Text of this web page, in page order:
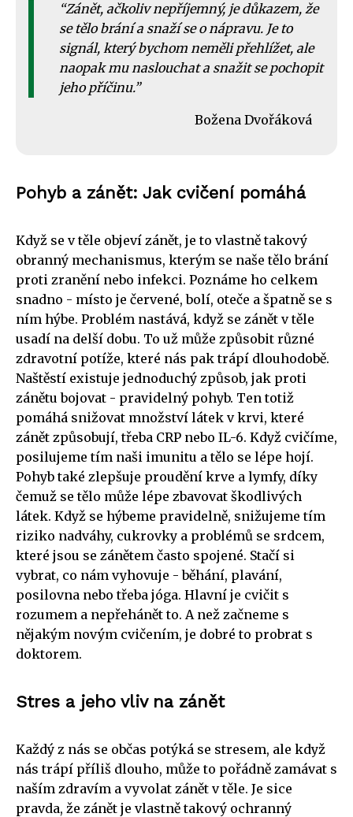
Zánět, ačkoliv nepříjemný, je důkazem, že
se tělo brání a snaží se o nápravu. Je to
signál, který bychom neměli přehlížet, ale
naopak mu naslouchat a snažit se pochopit
jeho příčinu.
Božena Dvořáková
Pohyb a zánět: Jak cvičení pomáhá
Když se v těle objeví zánět, je to vlastně takový
obranný mechanismus, kterým se naše tělo brání
proti zranění nebo infekci. Poznáme ho celkem
snadno - místo je červené, bolí, oteče a špatně se s
ním hýbe. Problém nastává, když se zánět v těle
usadí na delší dobu. To už může způsobit různé
zdravotní potíže, které nás pak trápí dlouhodobě.
Naštěstí existuje jednoduchý způsob, jak proti
zánětu bojovat - pravidelný pohyb. Ten totiž
pomáhá snižovat množství látek v krvi, které
zánět způsobují, třeba CRP nebo IL-6. Když cvičíme,
posilujeme tím naši imunitu a tělo se lépe hojí.
Pohyb také zlepšuje proudění krve a lymfy, díky
čemuž se tělo může lépe zbavovat škodlivých
látek. Když se hýbeme pravidelně, snižujeme tím
riziko nadváhy, cukrovky a problémů se srdcem,
které jsou se zánětem často spojené. Stačí si
vybrat, co nám vyhovuje - běhání, plavání,
posilovna nebo třeba jóga. Hlavní je cvičit s
rozumem a nepřehánět to. A než začneme s
nějakým novým cvičením, je dobré to probrat s
doktorem.
Stres a jeho vliv na zánět
Každý z nás se občas potýká se stresem, ale když
nás trápí příliš dlouho, může to pořádně zamávat s
naším zdravím a vyvolat zánět v těle. Je sice
pravda, že zánět je vlastně takový ochranný